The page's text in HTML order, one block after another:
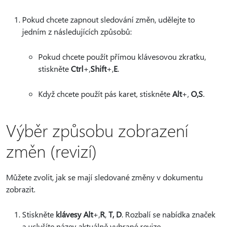
Pokud chcete zapnout sledování změn, udělejte to
jedním z následujících způsobů:
Pokud chcete použít přímou klávesovou zkratku,
stiskněteCtrl+,Shift+,E.
Když chcete použít pás karet, stiskněteAlt+,O,S.
Výběr způsobu zobrazení
změn (revizí)
Můžete zvolit, jak se mají sledované změny v dokumentu
zobrazit.
Stiskněte klávesy Alt+,R,T, D. Rozbalí se nabídka značek